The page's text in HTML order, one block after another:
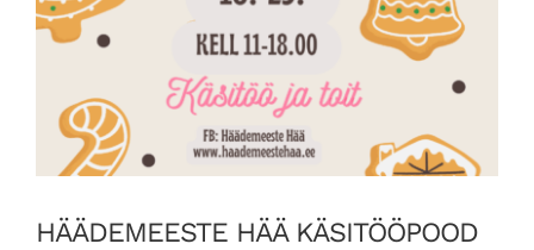
HÄÄDEMEESTE HÄÄ KÄSITÖÖPOOD